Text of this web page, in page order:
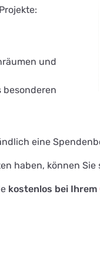
und
eine
haben, können
kostenlos bei Ihrem